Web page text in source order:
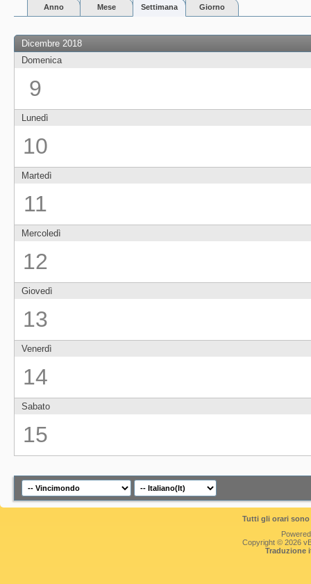
Anno Mese Settimana Giorno
Dicembre 2018
Domenica
9
Lunedì
10
Martedì
11
Mercoledì
12
Giovedì
13
Venerdì
14
Sabato
15
Tutti gli orari
Copyright © 2026
Traduzione